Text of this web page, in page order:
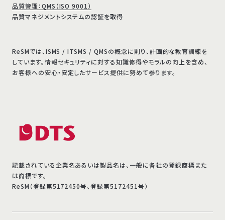
品質管理：QMS（ISO 9001）
品質マネジメントシステムの認証を取得
ReSMでは、ISMS / ITSMS / QMSの概念に則り、計画的な教育訓練を
しています。情報セキュリティに対する知識修得やモラルの向上を含め、
お客様への安心・安定したサービス提供に努めて参ります。
記載されている企業名あるいは製品名は、一般に各社の登録商標また
は商標です。
ReSM（登録第5172450号、登録第5172451号）